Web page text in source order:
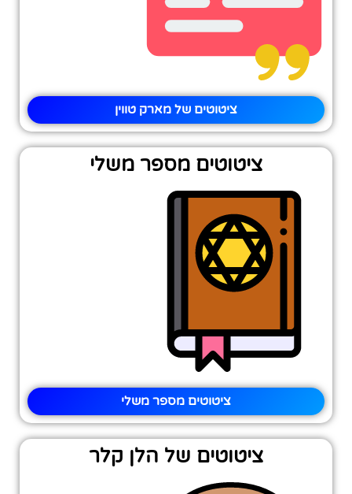
ציטוטים של מארק טווין
ציטוטים מספר משלי
ציטוטים מספר משלי
ציטוטים של הלן קלר